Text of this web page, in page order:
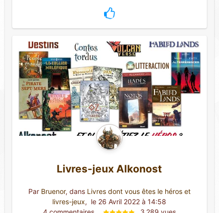
Livres-jeux Alkonost
Par Bruenor, dans Livres dont vous êtes le héros et
livres-jeux, le 26 Avril 2022 à 14:58